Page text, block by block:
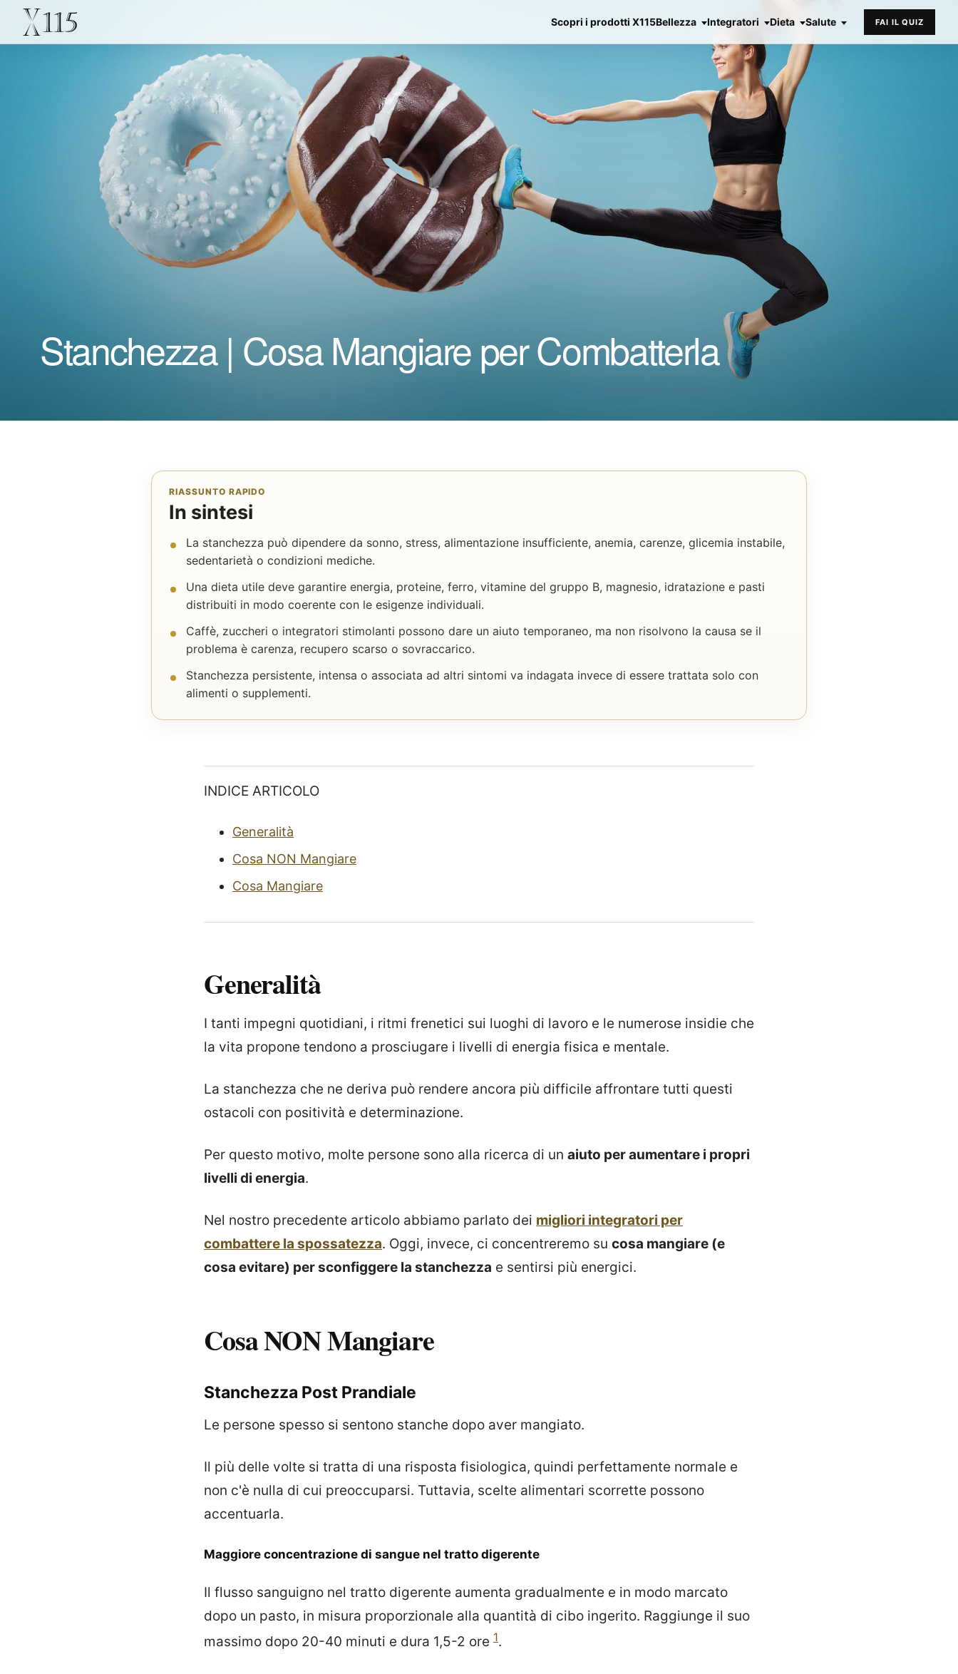
Scopri i prodotti X115Bellezza Integratori Dieta Salute FAI IL QUIZ
Stanchezza | Cosa Mangiare per Combatterla
RIASSUNTO RAPIDO
In sintesi
La stanchezza può dipendere da sonno, stress, alimentazione insufficiente, anemia, carenze, glicemia instabile,
sedentarietà o condizioni mediche.
Una dieta utile deve garantire energia, proteine, ferro, vitamine del gruppo B, magnesio, idratazione e pasti
distribuiti in modo coerente con le esigenze individuali.
Caffè, zuccheri o integratori stimolanti possono dare un aiuto temporaneo, ma non risolvono la causa se il
problema è carenza, recupero scarso o sovraccarico.
Stanchezza persistente, intensa o associata ad altri sintomi va indagata invece di essere trattata solo con
alimenti o supplementi.
INDICE ARTICOLO
Generalità
Cosa NON Mangiare
Cosa Mangiare
Generalità
I tanti impegni quotidiani, i ritmi frenetici sui luoghi di lavoro e le numerose insidie che
la vita propone tendono a prosciugare i livelli di energia fisica e mentale.
La stanchezza che ne deriva può rendere ancora più difficile affrontare tutti questi
ostacoli con positività e determinazione.
Per questo motivo, molte persone sono alla ricerca di un aiuto per aumentare i propri
livelli di energia.
Nel nostro precedente articolo abbiamo parlato dei migliori integratori per
combattere la spossatezza. Oggi, invece, ci concentreremo su cosa mangiare (e
cosa evitare) per sconfiggere la stanchezza e sentirsi più energici.
Cosa NON Mangiare
Stanchezza Post Prandiale
Le persone spesso si sentono stanche dopo aver mangiato.
Il più delle volte si tratta di una risposta fisiologica, quindi perfettamente normale e
non c'è nulla di cui preoccuparsi. Tuttavia, scelte alimentari scorrette possono
accentuarla.
Maggiore concentrazione di sangue nel tratto digerente
Il flusso sanguigno nel tratto digerente aumenta gradualmente e in modo marcato
dopo un pasto, in misura proporzionale alla quantità di cibo ingerito. Raggiunge il suo
massimo dopo 20-40 minuti e dura 1,5-2 ore 1.